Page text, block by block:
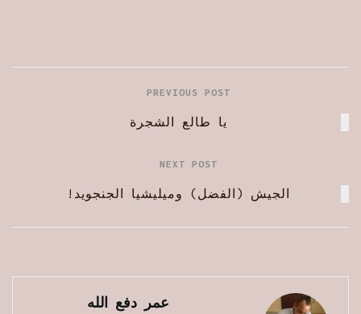
PREVIOUS POST
يا طالع الشجرة
NEXT POST
الجيش (الفضل) وميليشيا الجنجويد!
عمر دفع الله